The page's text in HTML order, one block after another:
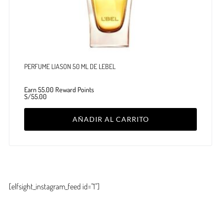
PERFUME LIASON 50 ML DE LEBEL
Earn 55.00 Reward Points
S/55.00
AÑADIR AL CARRITO
[elfsight_instagram_feed id="1"]